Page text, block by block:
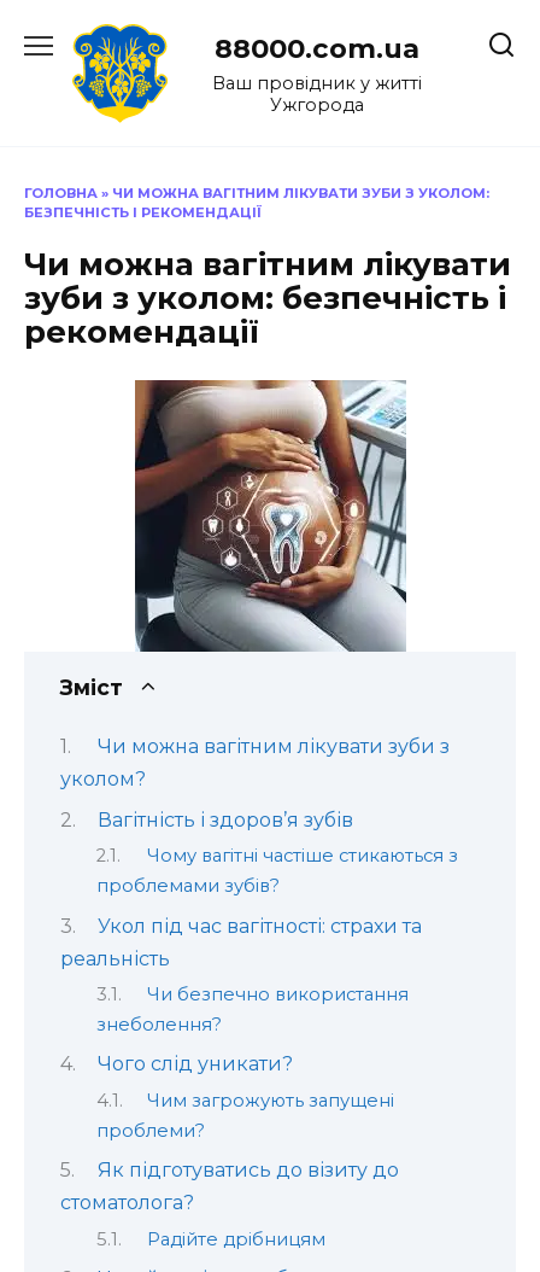
до
88000.com.ua
Ваш провідник у житті
Ужгорода
ГОЛОВНА » ЧИ МОЖНА ВАГІТНИМ ЛІКУВАТИ ЗУБИ З УКОЛОМ:
БЕЗПЕЧНІСТЬ І РЕКОМЕНДАЦІЇ
Чи можна вагітним лікувати
зуби з уколом: безпечність і
рекомендації
Зміст
Чи можна вагітним лікувати зуби з
уколом?
Вагітність і здоров’я зубів
Чому вагітні частіше стикаються з
проблемами зубів?
Укол під час вагітності: страхи та
реальність
Чи безпечно використання
знеболення?
Чого слід уникати?
Чим загрожують запущені
проблеми?
Як підготуватись до візиту до
стоматолога?
Радійте дрібницям